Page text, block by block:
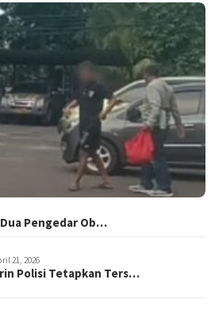
Pengedar Ob…
21, 2026
Polisi Tetapkan Ters…